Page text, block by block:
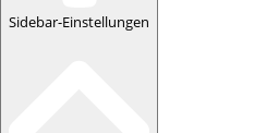
Sidebar-Einstellungen